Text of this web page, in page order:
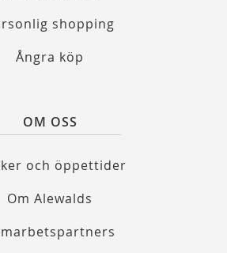
shopping
Ångra köp
OM OSS
och öppettider
Om Alewalds